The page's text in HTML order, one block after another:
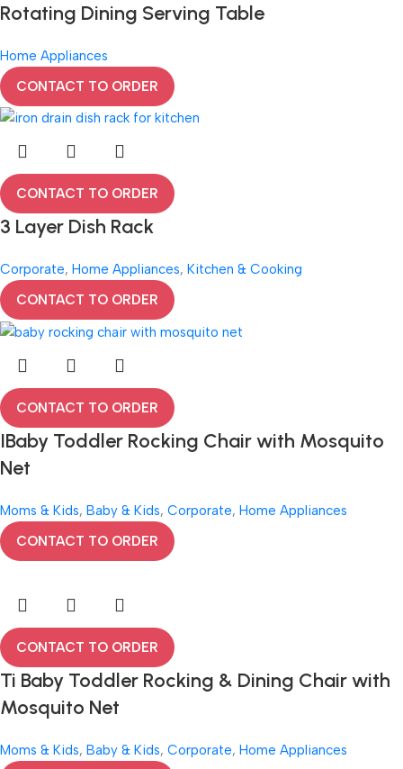
Rotating Dining Serving Table
Home Appliances
CONTACT TO ORDER
CONTACT TO ORDER
3 Layer Dish Rack
Corporate, Home Appliances, Kitchen & Cooking
CONTACT TO ORDER
CONTACT TO ORDER
IBaby Toddler Rocking Chair with Mosquito
Net
Moms & Kids, Baby & Kids, Corporate, Home Appliances
CONTACT TO ORDER
CONTACT TO ORDER
Ti Baby Toddler Rocking & Dining Chair with
Mosquito Net
Moms & Kids, Baby & Kids, Corporate, Home Appliances